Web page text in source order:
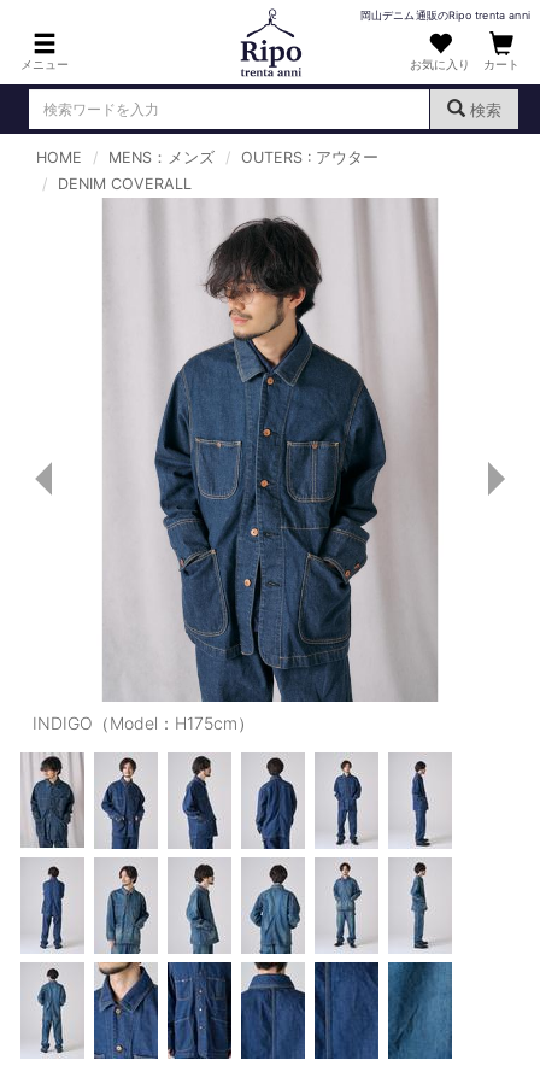
メニュー
岡山デニム通販のRipo trenta anni
お気に入り カート
検索
ログイン （新規会員登録
TOPS : トップス
T-SHIRT : Tシャツ
KNIT : ニット
SHIRT : シャツ
OUTERS : アウター
LADIES : レディース
DENIM : デニム
PANTS/SKIRT : パンツ・スカート
TOPS : トップス
OUTERS : アウター
OUTLET : アウトレット
MENS : メンズ
LADIES : レディース
新規会員登録
お買い物カゴ
HOME MENS：メンズ
OUTERS : アウター
DENIM COVERALL
INDIGO（Model：H175cm）